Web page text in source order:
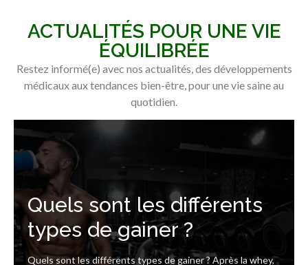
ACTUALITÉS POUR UNE VIE
ÉQUILIBRÉE
Restez informé(e) avec nos actualités, des développements
médicaux aux tendances bien-être, pour une vie saine au
quotidien.
différents
?
Après la whey,
différents
?
Après la whey,
Quels sont les différents
types de gainer ?
Quels sont les différents types de gainer ? Après la whey,